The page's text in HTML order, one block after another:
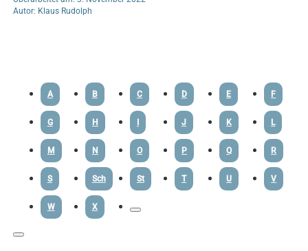
Autor: Klaus Rudolph
A B C D E F
G H J K L
M N O P Q R
S Sch St T U V
W X